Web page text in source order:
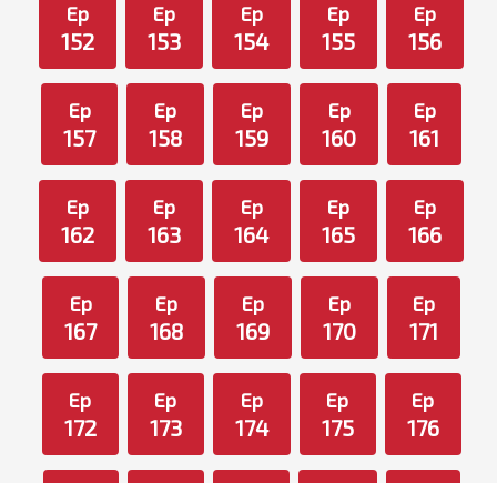
Ep
152
Ep
153
Ep
154
Ep
155
Ep
156
Ep
157
Ep
158
Ep
159
Ep
160
Ep
161
Ep
162
Ep
163
Ep
164
Ep
165
Ep
166
Ep
167
Ep
168
Ep
169
Ep
170
Ep
171
Ep
172
Ep
173
Ep
174
Ep
175
Ep
176